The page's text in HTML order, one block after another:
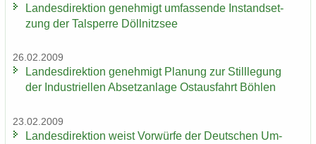
Lan­des­di­rek­ti­on ge­neh­migt um­fas­sen­de In­stand­set­
zung der Tal­sper­re Döll­nitz­see
26.02.2009
Lan­des­di­rek­ti­on ge­neh­migt Pla­nung zur Still­le­gung
der In­dus­tri­el­len Ab­setz­an­la­ge Ost­aus­fahrt Böh­len
23.02.2009
Lan­des­di­rek­ti­on weist Vor­wür­fe der Deut­schen Um­